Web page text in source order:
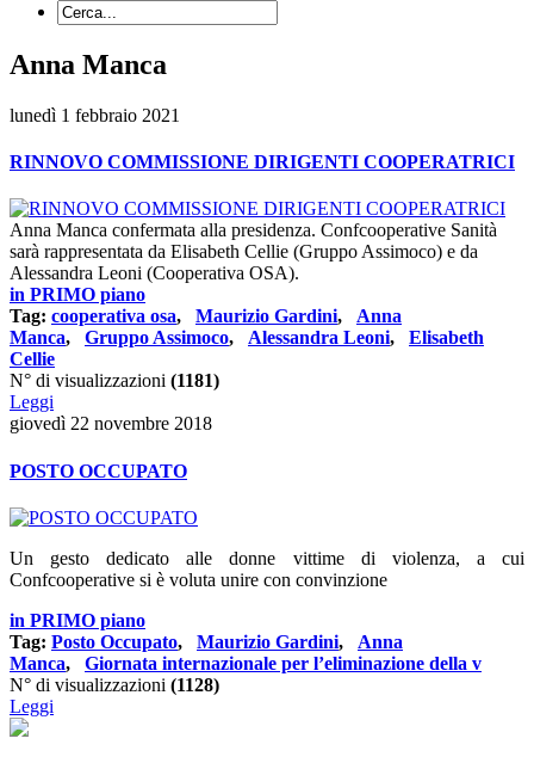
Anna Manca
lunedì 1 febbraio 2021
RINNOVO COMMISSIONE DIRIGENTI COOPERATRICI
Anna Manca confermata alla presidenza. Confcooperative Sanità
sarà rappresentata da Elisabeth Cellie (Gruppo Assimoco) e da
Alessandra Leoni (Cooperativa OSA).
in PRIMO piano
Tag: cooperativa osa, Maurizio Gardini, Anna
Manca, Gruppo Assimoco, Alessandra Leoni, Elisabeth
Cellie
N° di visualizzazioni (1181)
Leggi
giovedì 22 novembre 2018
POSTO OCCUPATO
Un gesto dedicato alle donne vittime di violenza, a cui
Confcooperative si è voluta unire con convinzione
in PRIMO piano
Tag: Posto Occupato, Maurizio Gardini, Anna
Manca, Giornata internazionale per l’eliminazione della v
N° di visualizzazioni (1128)
Leggi